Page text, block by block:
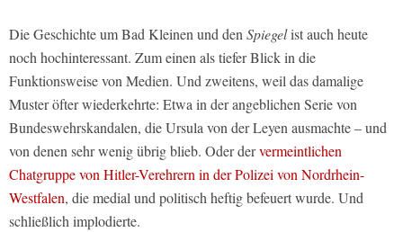
Die Geschichte um Bad Kleinen und denSpiegelist auch heute
noch hochinteressant. Zum einen als tiefer Blick in die
Funktionsweise von Medien. Und zweitens, weil das damalige
Muster öfter wiederkehrte: Etwa in der angeblichen Serie von
Bundeswehrskandalen, die Ursula von der Leyen ausmachte – und
von denen sehr wenig übrig blieb. Oder dervermeintlichen
Chatgruppe von Hitler-Verehrern in der Polizei von Nordrhein-
Westfalen, die medial und politisch heftig befeuert wurde. Und
schließlich implodierte.